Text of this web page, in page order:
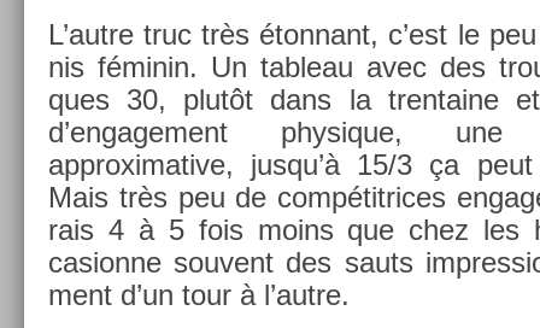
L’autre truc très éton­nant, c’est le
nis féminin. Un tab­leau avec des
ques 30, plutôt dans la tren­taine
d’en­gage­ment physique,
approximative, jusqu’à 15/3 ça
Mais très peu de com­pétit­rices
rais 4 à 5 fois moins que chez les
casion­ne souvent des sauts
ment d’un tour à l’autre.